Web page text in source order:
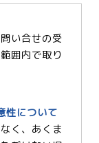
い合せの受
囲内で取り
性について
く、あくま